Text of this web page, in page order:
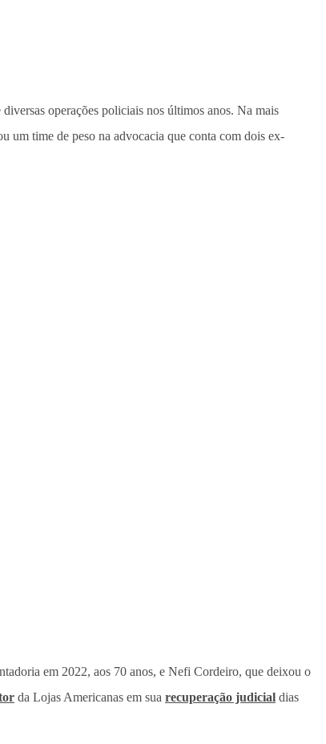
operações policiais nos últimos anos. Na mais
um time de peso na advocacia que conta com dois ex-
em 2022, aos 70 anos, e Nefi Cordeiro, que deixou o
da Lojas Americanas em sua recuperação judicial dias